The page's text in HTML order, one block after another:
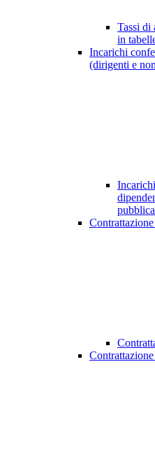
Tassi di
in
Incarichi
(dirigenti e